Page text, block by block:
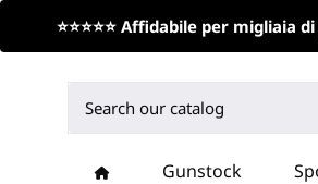
⭐⭐⭐⭐⭐ Affidabile per migliaia
Gunstock